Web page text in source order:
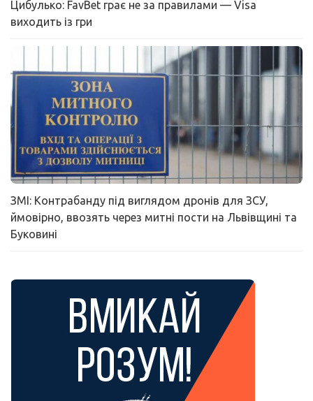
Цибулько: FavBet грає не за правилами — Visa
виходить із гри
ЗМІ: Контрабанду під виглядом дронів для ЗСУ,
ймовірно, ввозять через митні пости на Львівщині та
Буковині